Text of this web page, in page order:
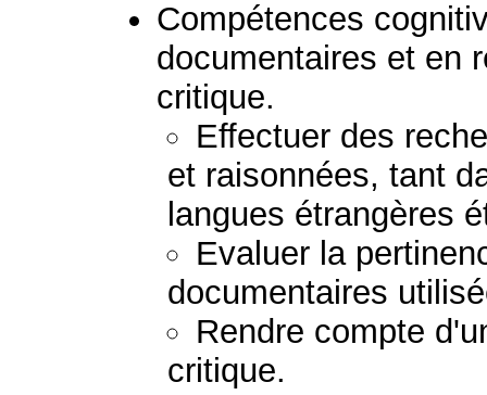
Compétences
documentaires et en
critique.
Effectuer des
et raisonnées, tant
langues étrangères
Evaluer la
documentaires
Rendre compte
critique.